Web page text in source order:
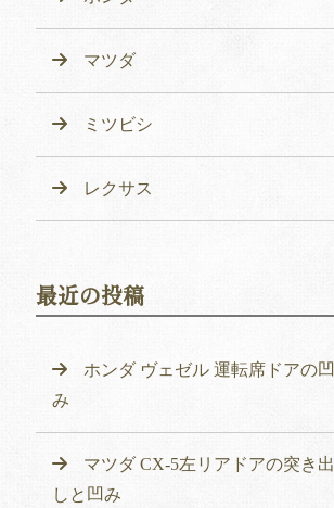
マツダ
ミツビシ
レクサス
最近の投稿
ホンダ ヴェゼル 運転席ドアの凹
み
マツダ CX-5左リアドアの突き出
しと凹み